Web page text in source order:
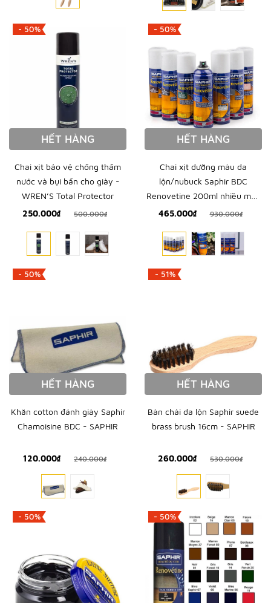
- 50%
HẾT HÀNG
Chai xịt bảo vệ chống thấm
nước và bụi bẩn cho giày -
WREN’S Total Protector
250.000₫
500.000₫
- 50%
HẾT HÀNG
Chai xịt dưỡng màu da
lộn/nubuck Saphir BDC
Renovetine 200ml nhiều màu
- SAPHIR - Nhập khẩu chính
465.000₫ 930.000₫
- 50%
HẾT HÀNG
Khăn cotton đánh giày Saphir
Chamoisine BDC - SAPHIR
120.000₫ 240.000₫
- 51%
HẾT HÀNG
Bàn chải da lộn Saphir suede
brass brush 16cm - SAPHIR
260.000₫ 530.000₫
- 50% - 50%